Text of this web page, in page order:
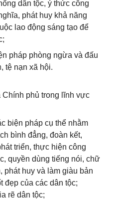
dân tộc, ý thức công
phát huy khả năng
lao động sáng tạo để
pháp phòng ngừa và đấu
tệ nạn xã hội.
Chính phủ trong lĩnh vực
biện pháp cụ thể nhằm
bình đẳng, đoàn kết,
triển, thực hiện công
quyền dùng tiếng nói, chữ
phát huy và làm giàu bản
đẹp của các dân tộc;
rẽ dân tộc;